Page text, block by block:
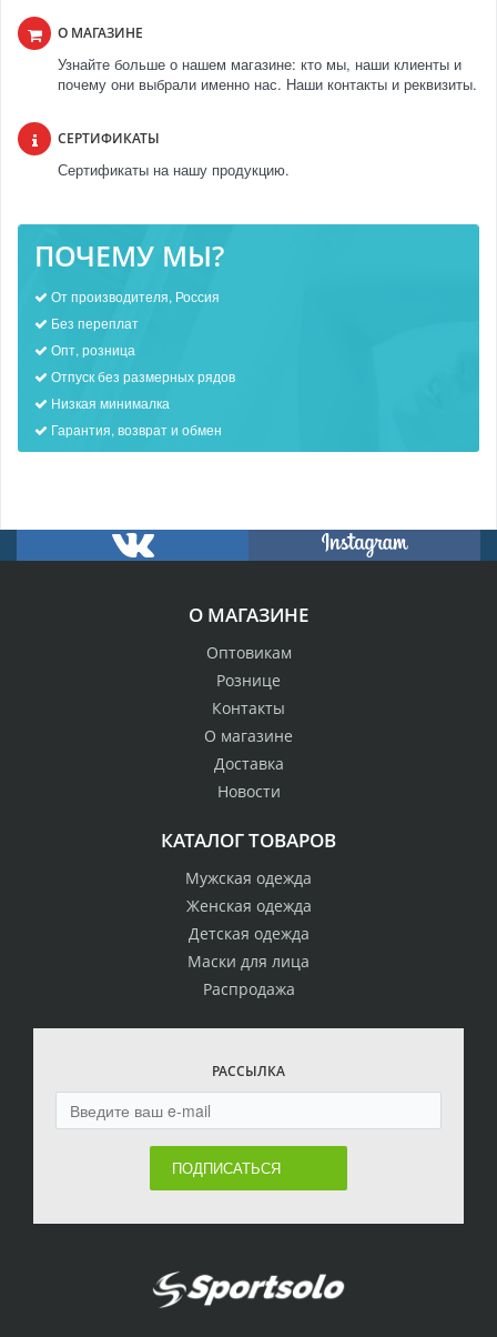
О МАГАЗИНЕ
Узнайте больше о нашем магазине: кто мы, наши клиенты и
почему они выбрали именно нас. Наши контакты и реквизиты.
СЕРТИФИКАТЫ
Сертификаты на нашу продукцию.
ПОЧЕМУ МЫ?
От производителя, Россия
Без переплат
Опт, розница
Отпуск без размерных рядов
Низкая минималка
Гарантия, возврат и обмен
О МАГАЗИНЕ
Оптовикам
Рознице
Контакты
О магазине
Доставка
Новости
КАТАЛОГ ТОВАРОВ
Мужская одежда
Женская одежда
Детская одежда
Маски для лица
Распродажа
РАССЫЛКА
ПОДПИСАТЬСЯ